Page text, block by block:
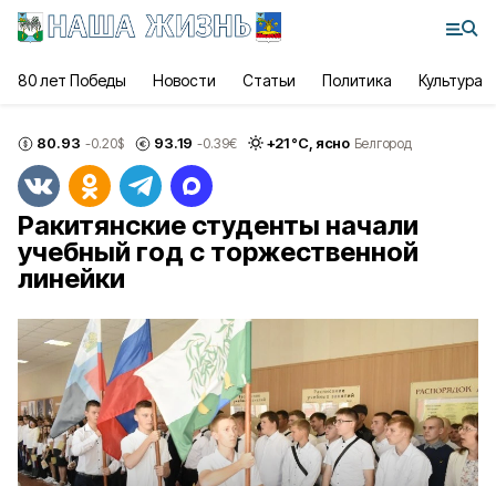
80 лет Победы Новости Статьи Политика Культура
80.93 -0.20$ 93.19 -0.39€ +21°С, ясно Белгород
Ракитянские студенты начали
учебный год с торжественной
линейки